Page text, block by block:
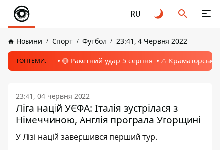
RU
Новини Спорт Футбол 23:41, 4 Червня 2022
ТОПТЕМИ: 🔴 Ракетний удар 5 серпня ⚠️ Краматорськ,
23:41, 04 червня 2022
Ліга націй УЄФА: Італія зустрілася з
Німеччиною, Англія програла Угорщині
У Лізі націй завершився перший тур.